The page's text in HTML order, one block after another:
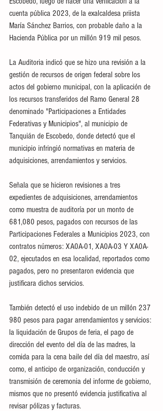
cuenta pública 2023, de la exalcaldesa priista
María Sánchez Barrios, con probable daño a la
Hacienda Pública por un millón 919 mil pesos.
La Auditoria indicó que se hizo una revisión a la
gestión de recursos de origen federal sobre los
actos del gobierno municipal, con la aplicación de
los recursos transferidos del Ramo General 28
denominado "Participaciones a Entidades
Federativas y Municipios", al municipio de
Tanquián de Escobedo, donde detectó que el
municipio infringió normativas en materia de
adquisiciones, arrendamientos y servicios.
Señala que se hicieron revisiones a tres
expedientes de adquisiciones, arrendamientos
como muestra de auditoría por un monto de
681,080 pesos, pagados con recursos de las
Participaciones Federales a Municipios 2023, con
contratos números: XA0A-01, XA0A-03 Y XA0A-
02, ejecutados en esa localidad, reportados como
pagados, pero no presentaron evidencia que
justificara dichos servicios.
También detectó el uso indebido de un millón 237
980 pesos para pagar arrendamientos y servicios:
la liquidación de Grupos de feria, el pago de
dirección del evento del día de las madres, la
comida para la cena baile del día del maestro, así
como, el anticipo de organización, conducción y
transmisión de ceremonia del informe de gobierno,
mismos que no presentó evidencia justificativa al
revisar pólizas y facturas.